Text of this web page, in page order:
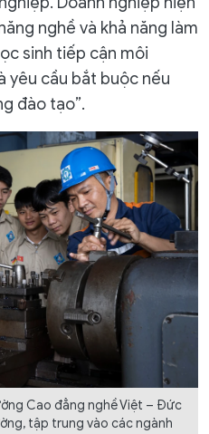
nghề và khả năng làm
sinh tiếp cận môi
yêu cầu bắt buộc nếu
đào tạo”.
Cao đẳng nghề Việt – Đức
tập trung vào các ngành